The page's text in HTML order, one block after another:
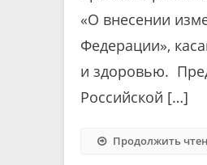
«О внесении
Федерации»,
и здоровью.
Российской […]
Продолжить